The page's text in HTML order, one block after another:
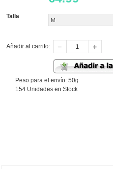
Talla
Añadir al carrito:
Peso para el envío: 50g
154 Unidades en Stock